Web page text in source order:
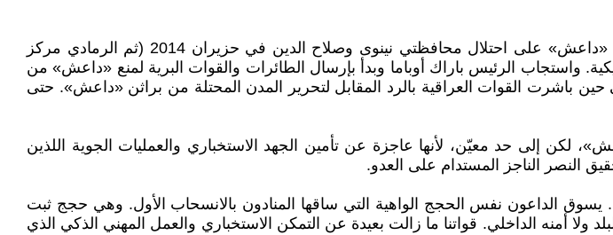
وجاءت ساعة دفع حساب قصر النظر هذا بـ«مؤامرة سقوط الموصل» حين أقدم تنظيم «داعش» على احتلال محافظتي نينوى وصلاح الدين في حزيران 2014 (ثم الرمادي مركز
المتحدة الأمريكية. واستجاب الرئيس باراك أوباما وبدأ بإرسال الطائرات والقوات البرية لمنع «داعش» من
حين باشرت القوات العراقية بالرد المقابل لتحرير المدن المحتلة من براثن «داعش». حتى
إلى حد معيّن، لأنها عاجزة عن تأمين الجهد الاستخباري والعمليات الجوية اللذين
النصر الناجز المستدام على العدو.
يسوق الداعون نفس الحجج الواهية التي ساقها المنادون بالانسحاب الأول. وهي حجج ثبت
حدود البلد ولا أمنه الداخلي. قواتنا ما زالت بعيدة عن التمكن الاستخباري والعمل المهني الذكي الذي